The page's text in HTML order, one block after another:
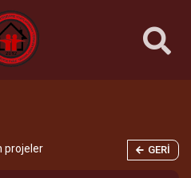
projeler GERI